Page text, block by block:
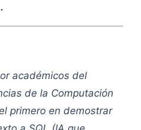
académicos del
de la Computación
primero en demostrar